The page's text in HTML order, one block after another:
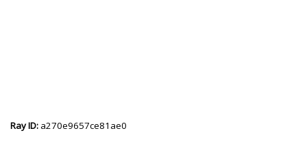
Ray ID: a270e9657ce81ae0